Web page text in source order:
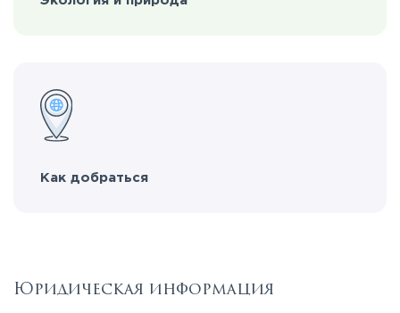
Как добраться
Юридическая информация